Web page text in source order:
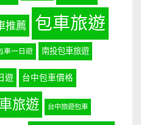
推薦 包車旅遊
車一日遊 南投包車旅遊
遊 台中包車價格
旅遊 台中旅遊包車